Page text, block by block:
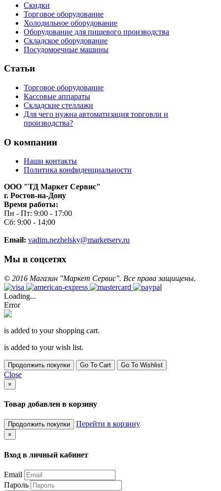
Скидки
Торговое оборудование
Холодильное оборудование
Оборудование для пищевого производства
Складское оборудование
Посудомоечные машины
Статьи
Торговое оборудование
Кассовые аппараты
Складские стеллажи
Для чего нужна автоматизация торговли и
производства?
О компании
Наши контакты
Политика конфиденциальности
ООО "ТД Маркет Сервис"
г. Ростов-на-Дону
Время работы:
Пн - Пт: 9:00 - 17:00
Сб: 9:00 - 14:00
Email: vadim.nezhelsky@marketserv.ru
Мы в соцсетях
© 2016 Магазин "Маркет Сервис". Все права защищены.
Loading...
Error
is added to your shopping cart.
is added to your wish list.
Продолжить покупки Go To Cart Go To Wishlist
Close
×
Товар добавлен в корзину
Продолжить покупки Перейти в корзину
×
Вход в личный кабинет
Email
Пароль